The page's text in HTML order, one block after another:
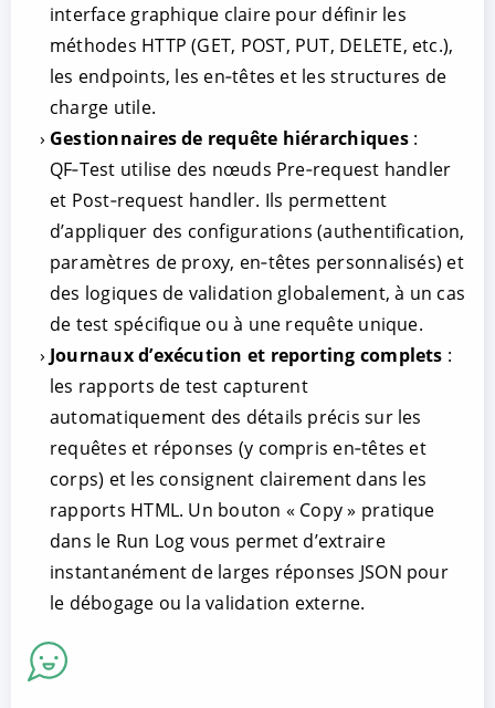
interface graphique claire pour définir les
méthodes HTTP (GET, POST, PUT, DELETE, etc.),
les endpoints, les en‑têtes et les structures de
charge utile.
Gestionnaires de requête hiérarchiques:
QF‑Test utilise des nœuds Pre‑request handler
et Post‑request handler. Ils permettent
d’appliquer des configurations (authentification,
paramètres de proxy, en‑têtes personnalisés) et
des logiques de validation globalement, à un cas
de test spécifique ou à une requête unique.
Journaux d’exécution et reporting complets :
les rapports de test capturent
automatiquement des détails précis sur les
requêtes et réponses (y compris en‑têtes et
corps) et les consignent clairement dans les
rapports HTML. Un bouton « Copy » pratique
dans le Run Log vous permet d’extraire
instantanément de larges réponses JSON pour
le débogage ou la validation externe.